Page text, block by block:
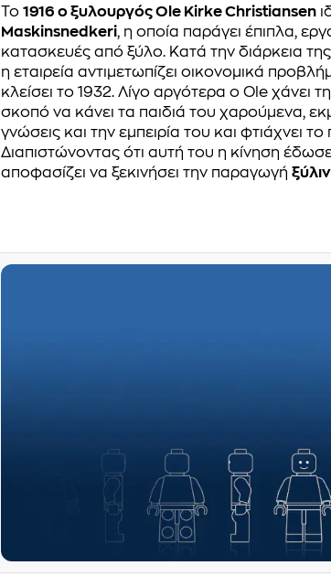
Το1916 ο ξυλουργός Ole Kirke Christiansen
Maskinsnedkeri, η οποία παράγει έπιπλα,
κατασκευές από ξύλο. Κατά την διάρκεια
η εταιρεία αντιμετωπίζει οικονομικά
κλείσει το 1932. Λίγο αργότερα ο Ole χάνει
σκοπό να κάνει τα παιδιά του χαρούμενα,
γνώσεις και την εμπειρία του και φτιάχνει το
Διαπιστώνοντας ότι αυτή του η κίνηση
αποφασίζει να ξεκινήσει την παραγωγή